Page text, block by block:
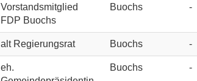
Vorstandsmitglied
FDP Buochs
Buochs -
alt Regierungsrat Buochs -
eh.
Buochs -